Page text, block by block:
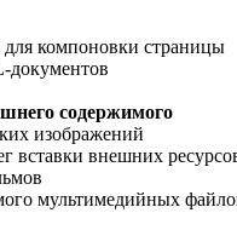
компоновки страницы
документов
содержимого
изображений
вставки внешних
мультимедийных